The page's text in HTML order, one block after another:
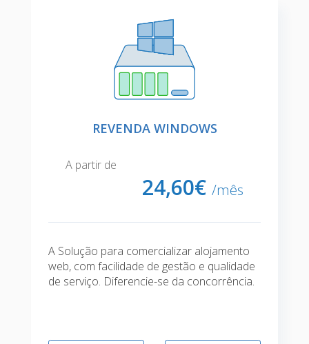
REVENDA WINDOWS
A partir de
24,60€ /mês
A Solução para comercializar alojamento
web, com facilidade de gestão e qualidade
de serviço. Diferencie-se da concorrência.